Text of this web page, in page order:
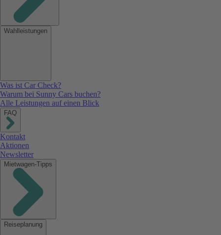
Wahlleistungen
Was ist Car Check?
Warum bei Sunny Cars buchen?
Alle Leistungen auf einen Blick
FAQ
Kontakt
Aktionen
Newsletter
Mietwagen-Tipps
Reiseplanung